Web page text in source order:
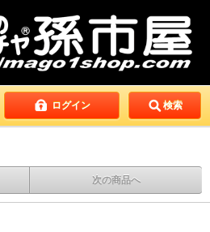
ログイン 検索
次の商品へ